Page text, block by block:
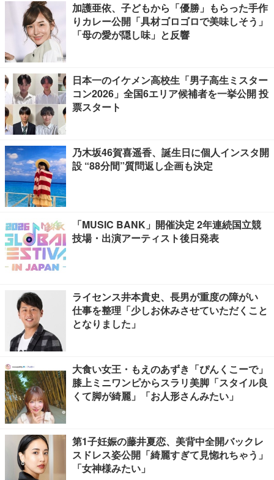
加護亜依、子どもから「優勝」もらった手作
りカレー公開「具材ゴロゴロで美味しそう」
「母の愛が隠し味」と反響
日本一のイケメン高校生「男子高生ミスター
コン2026」全国6エリア候補者を一挙公開 投
票スタート
乃木坂46賀喜遥香、誕生日に個人インスタ開
設 “88分間”質問返し企画も決定
「MUSIC BANK」開催決定 2年連続国立競
技場・出演アーティスト後日発表
ライセンス井本貴史、長男が重度の障がい
仕事を整理「少しお休みさせていただくこと
となりました」
大食い女王・もえのあずき「ぴんくこーで」
膝上ミニワンピからスラリ美脚「スタイル良
くて脚が綺麗」「お人形さんみたい」
第1子妊娠の藤井夏恋、美背中全開バックレ
スドレス姿公開「綺麗すぎて見惚れちゃう」
「女神様みたい」